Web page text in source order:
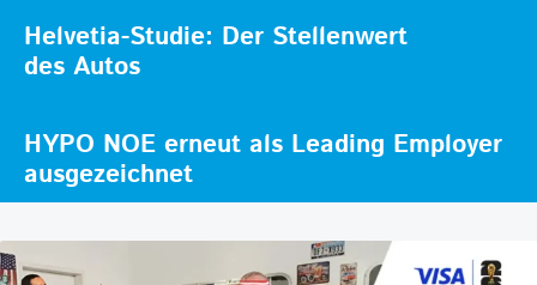
Helvetia-Studie: Der Stellenwert
des Autos
HYPO NOE erneut als Leading Employer
ausgezeichnet